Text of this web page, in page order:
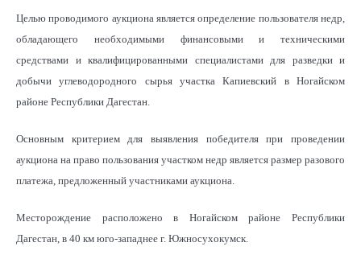
Целью проводимого аукциона является определение пользователя недр,
обладающего необходимыми финансовыми и техническими
средствами и квалифицированными специалистами для разведки и
добычи углеводородного сырья участка Капиевский в Ногайском
районе Республики Дагестан.
Основным критерием для выявления победителя при проведении
аукциона на право пользования участком недр является размер разового
платежа, предложенный участниками аукциона.
Месторождение расположено в Ногайском районе Республики
Дагестан, в 40 км юго-западнее г. Южносухокумск.